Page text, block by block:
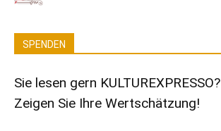
SPENDEN
Sie lesen gern KULTUREXPRESSO?
Zeigen Sie Ihre Wertschätzung!